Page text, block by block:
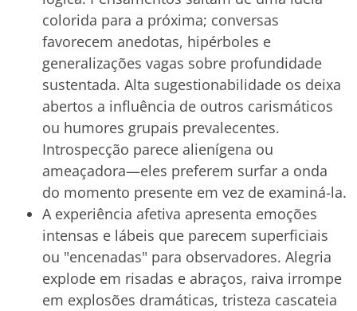
colorida para a próxima; conversas
favorecem anedotas, hipérboles e
generalizações vagas sobre profundidade
sustentada. Alta sugestionabilidade os deixa
abertos a influência de outros carismáticos
ou humores grupais prevalecentes.
Introspecção parece alienígena ou
ameaçadora—eles preferem surfar a onda
do momento presente em vez de examiná-la.
A experiência afetiva apresenta emoções
intensas e lábeis que parecem superficiais
ou "encenadas" para observadores. Alegria
explode em risadas e abraços, raiva irrompe
em explosões dramáticas, tristeza cascateia